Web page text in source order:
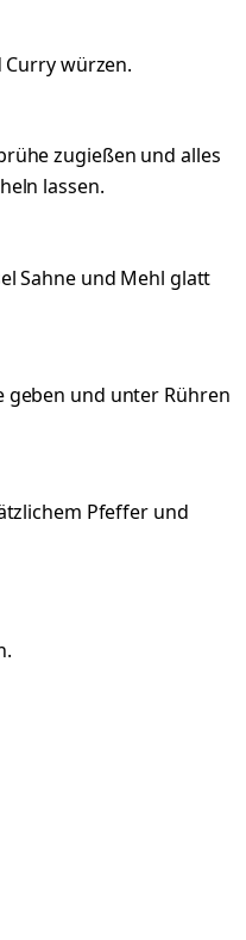
Curry würzen.
zugießen und alles
lassen.
Sahne und Mehl glatt
geben und unter Rühren
Pfeffer und